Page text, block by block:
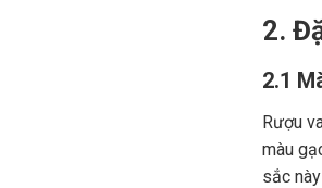
2.
2.1
Rượu
màu
sắc